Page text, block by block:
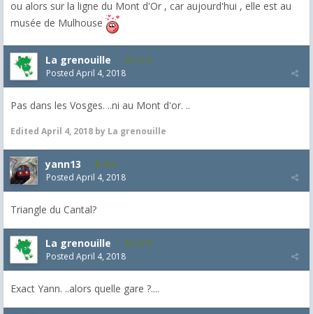
ou alors sur la ligne du Mont d'Or , car aujourd'hui , elle est au
musée de Mulhouse
La grenouille 3,271
Posted April 4, 2018
Pas dans les Vosges. ..ni au Mont d'or. ..
Edited April 4, 2018 by La grenouille
yann13 950
Posted April 4, 2018
Triangle du Cantal?
La grenouille 3,271
Posted April 4, 2018
Exact Yann. ..alors quelle gare ?....